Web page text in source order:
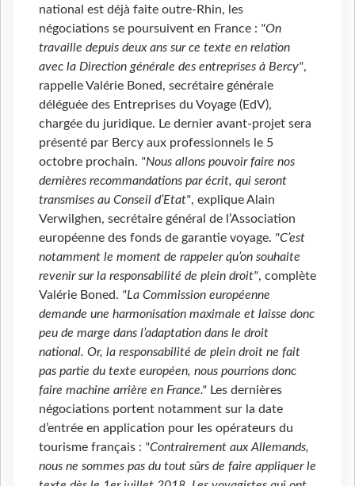
national est déjà faite outre-Rhin, les
négociations se poursuivent en France : "On
travaille depuis deux ans sur ce texte en relation
avec la Direction générale des entreprises à Bercy",
rappelle Valérie Boned, secrétaire générale
déléguée des Entreprises du Voyage (EdV),
chargée du juridique. Le dernier avant-projet sera
présenté par Bercy aux professionnels le 5
octobre prochain. "Nous allons pouvoir faire nos
dernières recommandations par écrit, qui seront
transmises au Conseil d’Etat", explique Alain
Verwilghen, secrétaire général de l’Association
européenne des fonds de garantie voyage. "C’est
notamment le moment de rappeler qu’on souhaite
revenir sur la responsabilité de plein droit", complète
Valérie Boned. "La Commission européenne
demande une harmonisation maximale et laisse donc
peu de marge dans l’adaptation dans le droit
national. Or, la responsabilité de plein droit ne fait
pas partie du texte européen, nous pourrions donc
faire machine arrière en France." Les dernières
négociations portent notamment sur la date
d’entrée en application pour les opérateurs du
tourisme français : "Contrairement aux Allemands,
nous ne sommes pas du tout sûrs de faire appliquer le